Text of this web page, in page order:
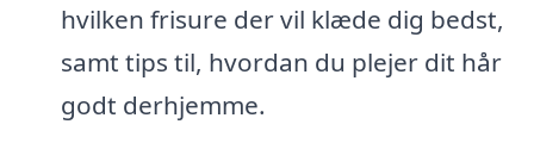
hvilken frisure der vil klæde dig bedst,
samt tips til, hvordan du plejer dit hår
godt derhjemme.